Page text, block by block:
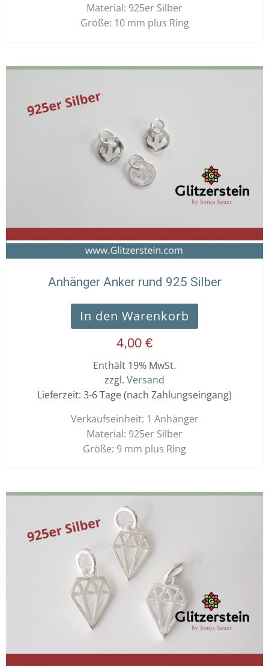
Material: 925er Silber
Größe: 10 mm plus Ring
Anhänger Anker rund 925 Silber
In den Warenkorb
4,00 €
Enthält 19% MwSt.
zzgl. Versand
Lieferzeit: 3-6 Tage (nach Zahlungseingang)
Verkaufseinheit: 1 Anhänger
Material: 925er Silber
Größe: 9 mm plus Ring